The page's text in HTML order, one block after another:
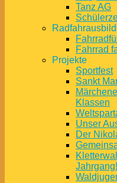
Tanz AG
Fahrrad
Projekte
Sportfest
Sankt
Klassen
Unser
Der
Jahrgang!